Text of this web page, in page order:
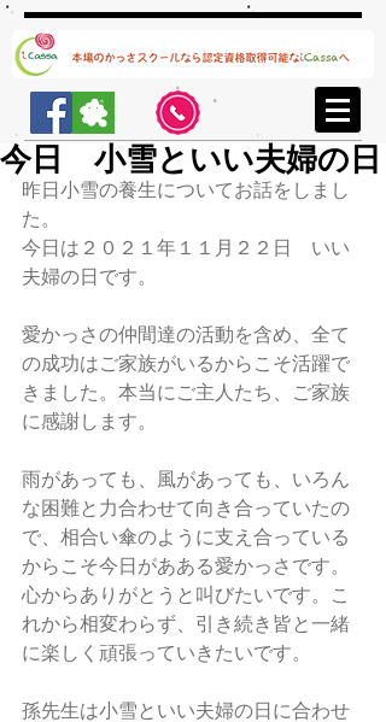
今日 小雪といい夫婦の日
昨日小雪の養生についてお話をしまし
た。
今日は２０２１年１１月２２日　いい
夫婦の日です。
愛かっさの仲間達の活動を含め、全て
の成功はご家族がいるからこそ活躍で
きました。本当にご主人たち、ご家族
に感謝します。
雨があっても、風があっても、いろん
な困難と力合わせて向き合っていたの
で、相合い傘のように支え合っている
からこそ今日があある愛かっさです。
心からありがとうと叫びたいです。こ
れから相変わらず、引き続き皆と一緒
に楽しく頑張っていきたいです。
孫先生は小雪といい夫婦の日に合わせ